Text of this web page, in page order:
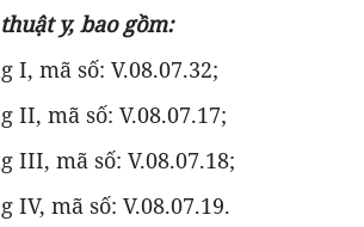
y, bao gồm:
I, mã số: V.08.07.32;
II, mã số: V.08.07.17;
III, mã số: V.08.07.18;
IV, mã số: V.08.07.19.